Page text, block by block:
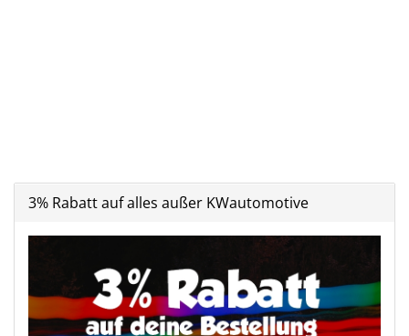
3% Rabatt auf alles außer KWautomotive